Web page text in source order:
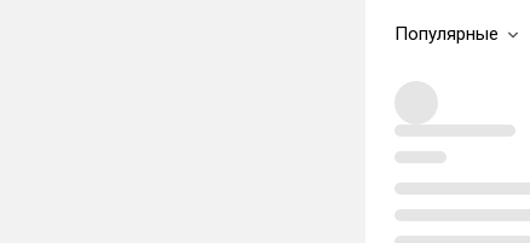
Популярные